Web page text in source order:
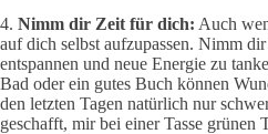
4. Nimm dir Zeit für dich: Auch
auf dich selbst aufzupassen. Nimm
entspannen und neue Energie zu
Bad oder ein gutes Buch können
den letzten Tagen natürlich nur
geschafft, mir bei einer Tasse grünen